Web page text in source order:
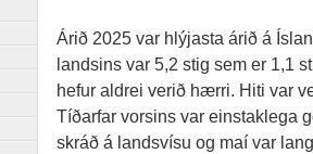
Árið 2025 var hlýjasta árið á
landsins var 5,2 stig sem er 1,1
hefur aldrei verið hærri. Hiti var
Tíðarfar vorsins var einstaklega
skráð á landsvísu og maí var